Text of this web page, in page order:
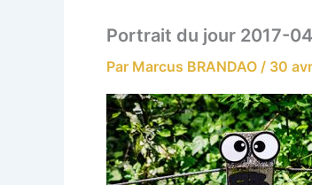
Portrait du jour 2017-
Par Marcus BRANDAO / 30